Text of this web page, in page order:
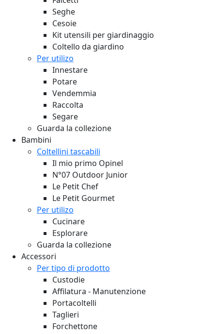
Seghe
Cesoie
Kit utensili per giardinaggio
Coltello da giardino
Per utilizo
Innestare
Potare
Vendemmia
Raccolta
Segare
Guarda la collezione
Bambini
Coltellini tascabili
Il mio primo Opinel
N°07 Outdoor Junior
Le Petit Chef
Le Petit Gourmet
Per utilizo
Cucinare
Esplorare
Guarda la collezione
Accessori
Per tipo di prodotto
Custodie
Affilatura - Manutenzione
Portacoltelli
Taglieri
Forchettone